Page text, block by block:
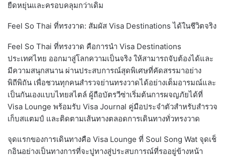
ยืดหยุ่นและครอบคลุมกว่าเดิม
Feel So Thai ที่ทรงวาด: สัมผัส Visa Destinations ได้ในชีวิตจริง
Feel So Thai ที่ทรงวาด คือการนำ Visa Destinations
ประเทศไทย ออกมาสู่โลกความเป็นจริง ให้สามารถจับต้องได้และ
มีความสนุกสนาน ผ่านประสบการณ์สุดพิเศษที่คัดสรรมาอย่าง
พิถีพิถัน เพื่อชวนทุกคนสำรวจย่านทรงวาดได้อย่างเต็มอารมณ์และ
เป็นกันเองแบบไทยสไตล์ ผู้ถือบัตรวีซ่าเริ่มต้นการผจญภัยได้ที่
Visa Lounge พร้อมรับ Visa Journal คู่มือประจำตัวสำหรับสำรวจ
เก็บสแตมป์ และติดตามเส้นทางตลอดการเดินทางทั่วทรงวาด
จุดแรกของการเดินทางคือ Visa Lounge ที่ Soul Song Wat จุดเช็
กอินอย่างเป็นทางการที่จะปูทางสู่ประสบการณ์ที่รออยู่ข้างหน้า